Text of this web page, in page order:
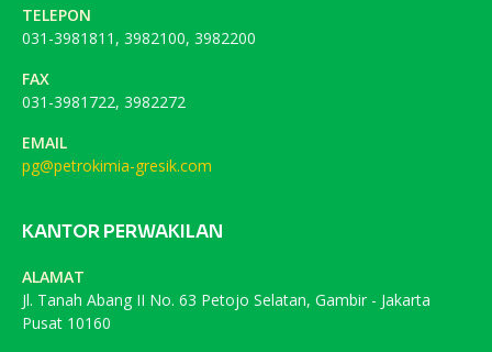
TELEPON
031-3981811, 3982100, 3982200
FAX
031-3981722, 3982272
EMAIL
pg@petrokimia-gresik.com
KANTOR PERWAKILAN
ALAMAT
Jl. Tanah Abang II No. 63 Petojo Selatan, Gambir - Jakarta
Pusat 10160